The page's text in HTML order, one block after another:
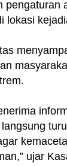
pengaturan
lokasi
ujar